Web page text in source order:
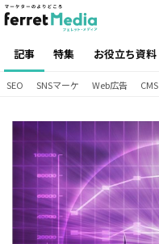
記事 特集 お役立ち資料
SEO SNSマーケ Web広告 CMS